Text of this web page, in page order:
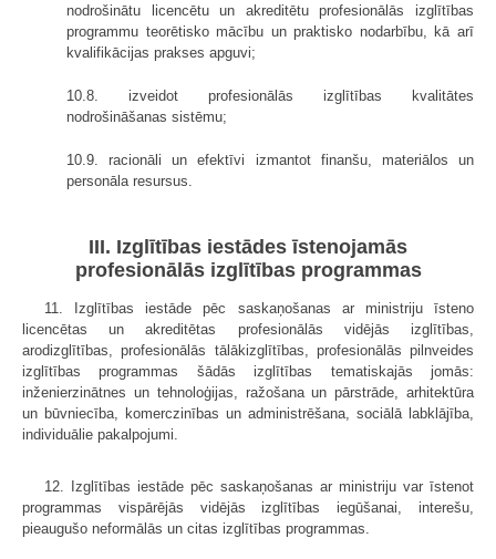
nodrošinātu licencētu un akreditētu profesionālās izglītības
programmu teorētisko mācību un praktisko nodarbību, kā arī
kvalifikācijas prakses apguvi;
10.8. izveidot profesionālās izglītības kvalitātes
nodrošināšanas sistēmu;
10.9. racionāli un efektīvi izmantot finanšu, materiālos un
personāla resursus.
III. Izglītības iestādes īstenojamās
profesionālās izglītības programmas
11. Izglītības iestāde pēc saskaņošanas ar ministriju īsteno
licencētas un akreditētas profesionālās vidējās izglītības,
arodizglītības, profesionālās tālākizglītības, profesionālās pilnveides
izglītības programmas šādās izglītības tematiskajās jomās:
inženierzinātnes un tehnoloģijas, ražošana un pārstrāde, arhitektūra
un būvniecība, komerczinības un administrēšana, sociālā labklājība,
individuālie pakalpojumi.
12. Izglītības iestāde pēc saskaņošanas ar ministriju var īstenot
programmas vispārējās vidējās izglītības iegūšanai, interešu,
pieaugušo neformālās un citas izglītības programmas.